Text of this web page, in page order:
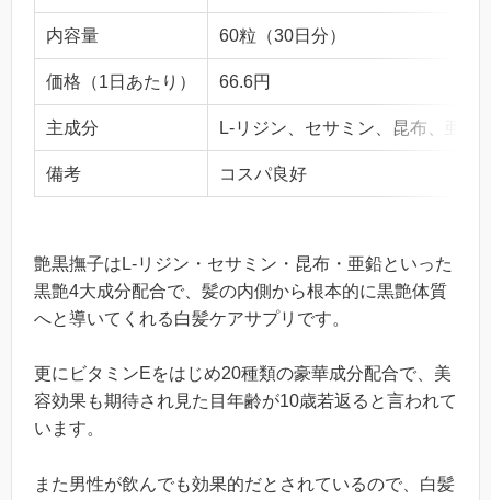
内容量 60粒（30日分）
価格（1日あたり） 66.6円
主成分 L-リジン、セサミン、昆布、亜鉛
備考 コスパ良好
艶黒撫子はL-リジン・セサミン・昆布・亜鉛といった
黒艶4大成分配合で、髪の内側から根本的に黒艶体質
へと導いてくれる白髪ケアサプリです。
更にビタミンEをはじめ20種類の豪華成分配合で、美
容効果も期待され見た目年齢が10歳若返ると言われて
います。
また男性が飲んでも効果的だとされているので、白髪